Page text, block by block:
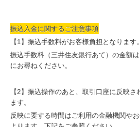
振込入金に関するご注意事項
【1】振込手数料がお客様負担となります。
振込手数料（三井住友銀行あて）の金額
にお尋ねください。
【2】振込操作のあと、取引口座に反映
ます。
反映に要する時間はご利用の金融機関や